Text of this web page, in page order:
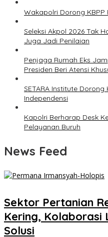
Wakapolri Dorong
Seleksi Akpol 2026 Tak
Juga Jadi Penilaian
Penjaga Rumah Eks
Presiden Beri Atensi
SETARA Institute
Independensi
Kapolri Berharap Desk
Pelayanan Buruh
News Feed
Sektor Pertanian
Kering, Kolaborasi
Solusi